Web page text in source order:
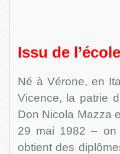
Issu de
Né à Vérone, en
Vicence, la patrie
Don Nicola Mazza
29 mai 1982 – on
obtient des